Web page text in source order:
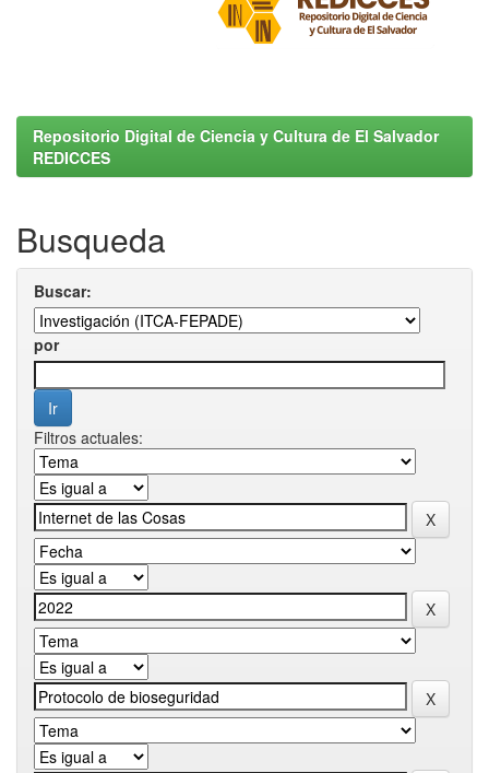
Repositorio Digital de Ciencia y Cultura de El Salvador
REDICCES
Busqueda
Buscar:
por
Filtros actuales: